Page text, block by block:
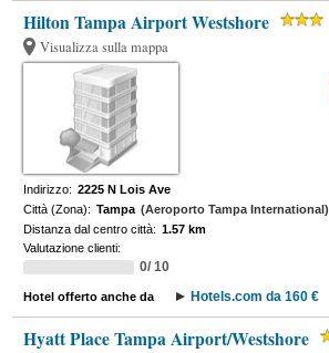
Hilton Tampa Airport Westshore
Visualizza sulla mappa
Indirizzo: 2225 N Lois Ave
Città (Zona): Tampa (Aeroporto Tampa International)
Distanza dal centro città: 1.57 km
Valutazione clienti:
0/ 10
Hotel offerto anche da Hotels.com da 160 €
Hyatt Place Tampa Airport/Westshore